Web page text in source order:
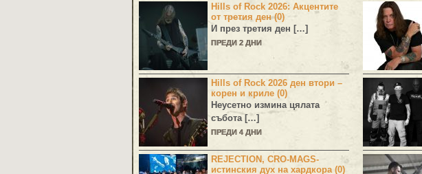
Hills of Rock 2026: Акцентите
от третия ден (0)
И през третия ден […]
ПРЕДИ 2 ДНИ
Hills of Rock 2026 ден втори –
корен и криле (0)
Неусетно измина цялата
събота […]
ПРЕДИ 4 ДНИ
REJECTION, CRO-MAGS-
истинския дух на хардкора (0)